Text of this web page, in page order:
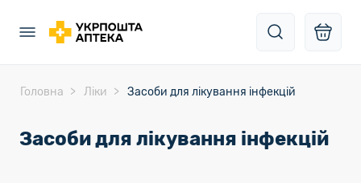
Головна Ліки Засоби для лікування інфекцій
Засоби для лікування інфекцій